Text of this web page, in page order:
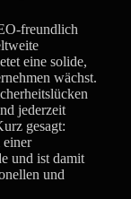
freundlich
eine solide,
wächst.
jederzeit
gesagt:
einer
und ist damit
und